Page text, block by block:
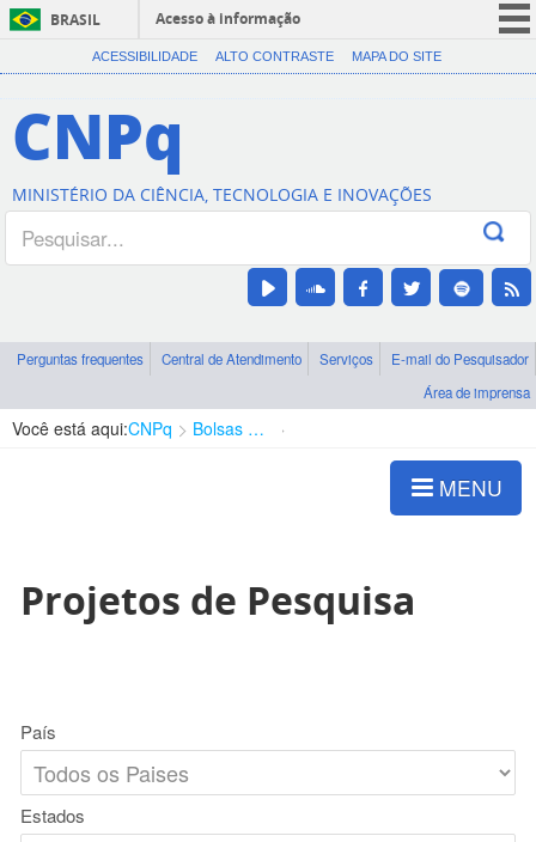
BRASIL
Acesso à informação
CORONAVÍRUS (COVID-19)
Canais
ACESSIBILIDADE ALTO CONTRASTE MAPA DO SITE
CNPq
MINISTÉRIO DA CIÊNCIA, TECNOLOGIA E INOVAÇÕES
Perguntas frequentes Central de Atendimento Serviços
E-mail do Pesquisador
Área de imprensa
Você está aqui:CNPq Bolsas e Auxílios Vigentes
MENU
Projetos de Pesquisa
País
Estados